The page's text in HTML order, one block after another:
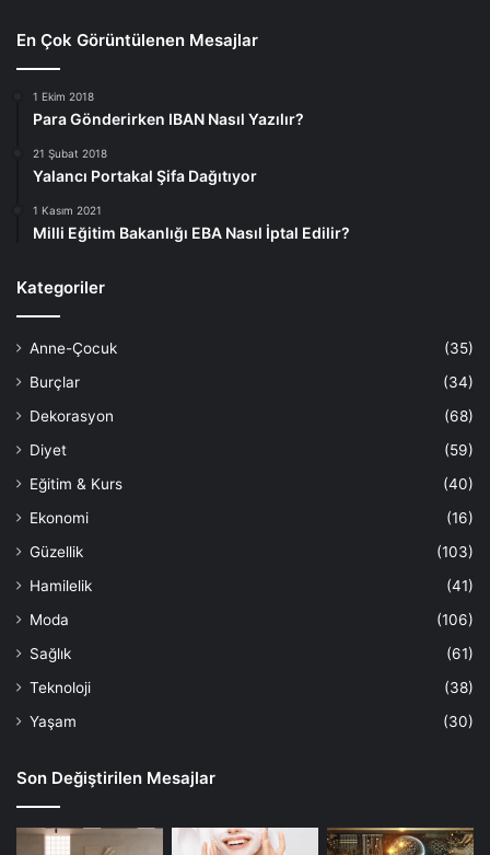
stresini artırır ve bu stres yemeğe de yansır.
Ebeveyn olarak göreviniz; ona en doğal, mevsimine uygun
Bebeğinizin ne kadar yiyeceğine karar vermesine izin
büyümesini sağlarsınız. Unutmayın, doğru bilgi ve sakin bir
En Çok Görüntülenen Mesajlar
1 Ekim 2018
Para Gönderirken IBAN Nasıl Yazılır?
21 Şubat 2018
Yalancı Portakal Şifa Dağıtıyor
1 Kasım 2021
Milli Eğitim Bakanlığı EBA Nasıl İptal Edilir?
Kategoriler
Anne-Çocuk
(35)
Burçlar
(34)
Dekorasyon
(68)
Diyet
(59)
Eğitim & Kurs
(40)
Ekonomi
(16)
Güzellik
(103)
Hamilelik
(41)
Moda
(106)
Sağlık
(61)
Teknoloji
(38)
Yaşam
(30)
Son Değiştirilen Mesajlar